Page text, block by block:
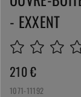
- EXXENT
210 €
1071-11192